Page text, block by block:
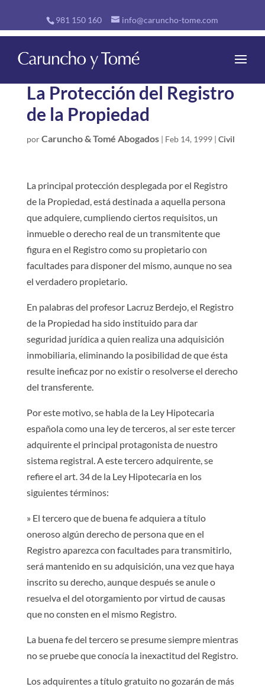
981 150 160 info@caruncho-tome.com
La Protección del Registro
de la Propiedad
porCaruncho & Tomé Abogados| Feb 14, 1999| Civil
La principal protección desplegada por el Registro
de la Propiedad, está destinada a aquella persona
que adquiere, cumpliendo ciertos requisitos, un
inmueble o derecho real de un transmitente que
figura en el Registro como su propietario con
facultades para disponer del mismo, aunque no sea
el verdadero propietario.
En palabras del profesor Lacruz Berdejo, el Registro
de la Propiedad ha sido instituido para dar
seguridad jurídica a quien realiza una adquisición
inmobiliaria, eliminando la posibilidad de que ésta
resulte ineficaz por no existir o resolverse el derecho
del transferente.
Por este motivo, se habla de la Ley Hipotecaria
española como una ley de terceros, al ser este tercer
adquirente el principal protagonista de nuestro
sistema registral. A este tercero adquirente, se
refiere el art. 34 de la Ley Hipotecaria en los
siguientes términos:
» El tercero que de buena fe adquiera a título
oneroso algún derecho de persona que en el
Registro aparezca con facultades para transmitirlo,
será mantenido en su adquisición, una vez que haya
inscrito su derecho, aunque después se anule o
resuelva el del otorgamiento por virtud de causas
que no consten en el mismo Registro.
La buena fe del tercero se presume siempre mientras
no se pruebe que conocía la inexactitud del Registro.
Los adquirentes a título gratuito no gozarán de más